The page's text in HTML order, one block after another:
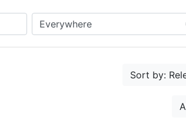
Search in...
Sort by: